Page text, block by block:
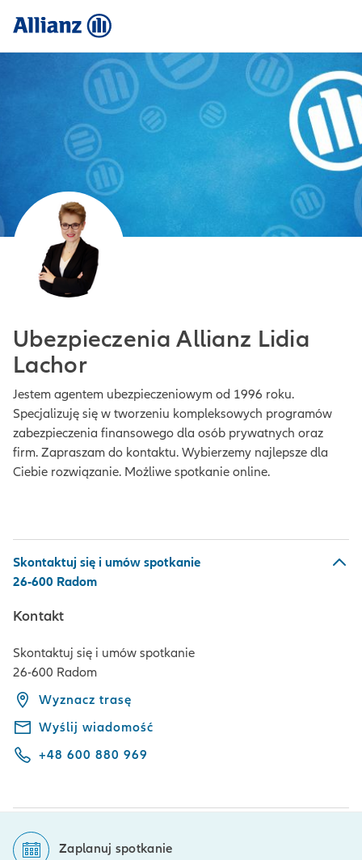
Ubezpieczenia Allianz Lidia
Lachor
Jestem agentem ubezpieczeniowym od 1996 roku.
Specjalizuję się w tworzeniu kompleksowych programów
zabezpieczenia finansowego dla osób prywatnych oraz
firm. Zapraszam do kontaktu. Wybierzemy najlepsze dla
Ciebie rozwiązanie. Możliwe spotkanie online.
Skontaktuj się i umów spotkanie
26-600 Radom
Kontakt
Skontaktuj się i umów spotkanie
26-600 Radom
Wyznacz trasę
Wyślij wiadomość
+48 600 880 969
Zaplanuj spotkanie